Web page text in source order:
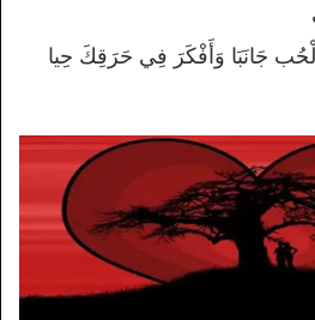
جَانَبَا وَأَفْكَرَ فِي حَرَقِكَ حِيا